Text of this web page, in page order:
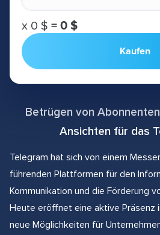
х 0 $ = 0 $
Kaufen
Betrügen von
Ansichten für das
Telegram hat sich von einem
führenden Plattformen für den
Kommunikation und die Förderung
Heute eröffnet eine aktive Präsenz
neue Möglichkeiten für